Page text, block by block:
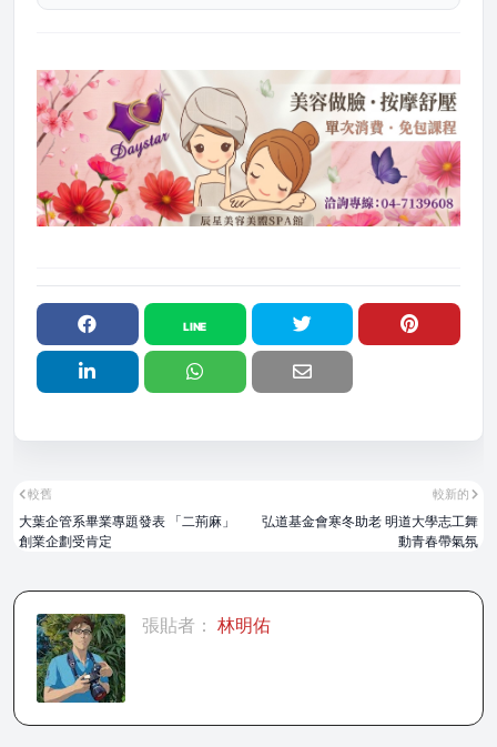
較新的
弘道基金會寒冬助老 明道大學志工舞
動青春帶氣氛
較舊
大葉企管系畢業專題發表 「二荊麻」
創業企劃受肯定
張貼者： 林明佑